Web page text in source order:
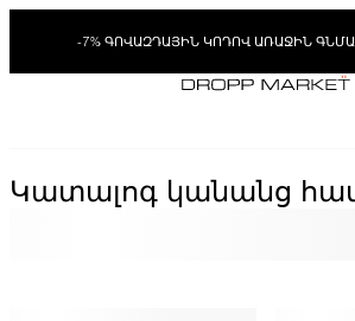
-7% ԳՈՎԱԶԴԱՅԻՆ ԿՈԴՈՎ ԱՌԱՋԻՆ
Կատալոգ կանանց